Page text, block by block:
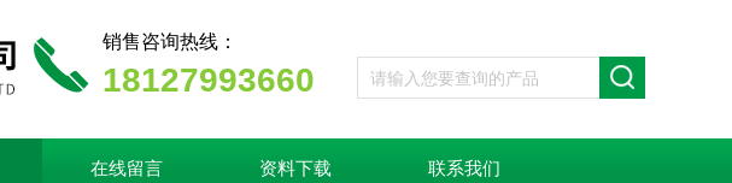
销售咨询热线：
18127993660
在线留言 资料下载 联系我们